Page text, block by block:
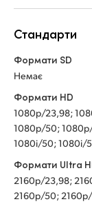
Стандарти
Формати SD
Немає
Формати HD
1080p/23,98;
1080p/50;
1080i/50; 1080i/
Формати Ultra
2160p/23,98;
2160p/50;